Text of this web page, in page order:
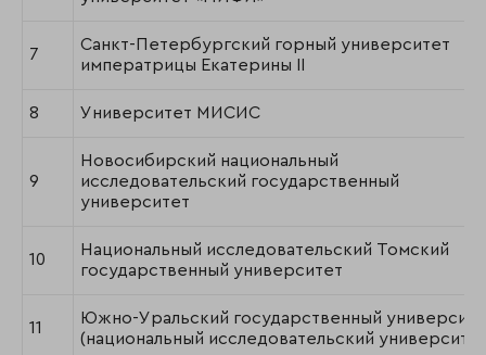
7
Санкт-Петербургский горный университет
императрицы Екатерины II
8 Университет МИСИС
9
Новосибирский национальный
исследовательский государственный
университет
10
Национальный исследовательский Томский
государственный университет
11
Южно-Уральский государственный
(национальный исследовательский